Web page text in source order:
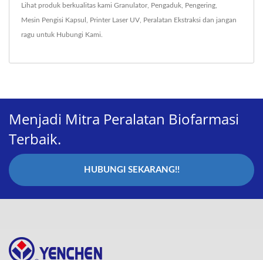
Lihat produk berkualitas kami Granulator, Pengaduk, Pengering,
Mesin Pengisi Kapsul , Printer Laser UV, Peralatan Ekstraksi dan jangan
ragu untuk Hubungi Kami.
Menjadi Mitra Peralatan Biofarmasi
Terbaik.
HUBUNGI SEKARANG!!